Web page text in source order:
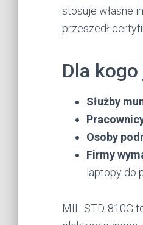
stosuje własne
przeszedł
Dla
Służby
Osoby
Firmy
laptopy do
MIL-STD-810G